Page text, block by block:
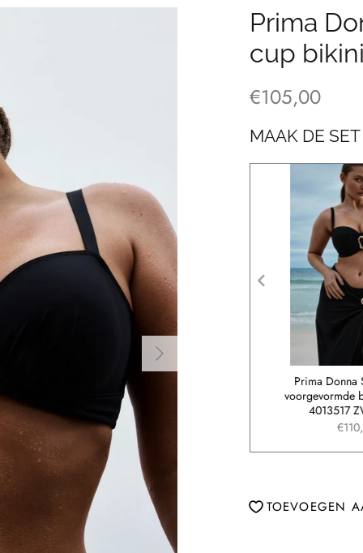
Prima
cup
€105,00
MAAK DE
Prima Donna
voorgevormde
4013517
Prima Donna Swim UVITA
voorgevormde plunge bikinitop
4013519 ZWA ZWA
accessoire
ZWA
TOEVOEGEN